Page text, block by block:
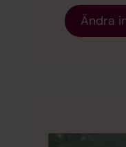
Ändra